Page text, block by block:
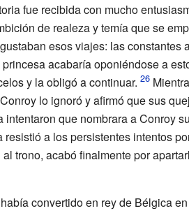
fue recibida con mucho
de realeza y temía que se
esos viajes: las constantes
acabaría oponiéndose a
y la obligó a continuar.
lo ignoró y afirmó que sus
que nombrara a Conroy
a los persistentes intentos
trono, acabó finalmente por
convertido en rey de Bélgica en